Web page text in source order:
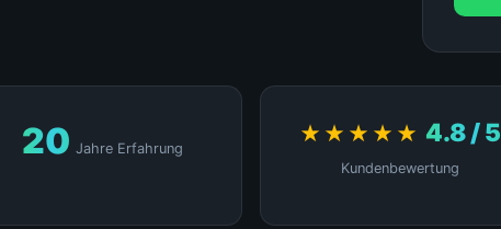
20 Jahre Erfahrung
★★★★★ 4.8 / 5
Kundenbewertung